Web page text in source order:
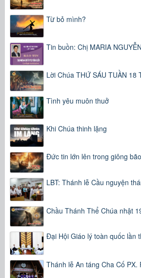
Từ bỏ mình?
Tin buồn: Chị MARIA
Lời Chúa THỨ SÁU TUẦN 18
Tình yêu muôn thuở
Khi Chúa thinh lặng
Đức tin lớn lên trong giông
LBT: Thánh lễ Cầu nguyện
Chầu Thánh Thể Chúa nhật
Đại Hội Giáo lý toàn quốc lần
Thánh lễ An táng Cha Cố PX.